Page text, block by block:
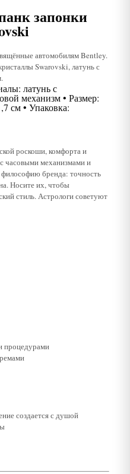
запонки
автомобилям Bentley.
Swarovski, латунь с
латунь с
механизм • Размер:
см • Упаковка:
роскоши, комфорта и
часовыми механизмами и
бренда: точность
Носите их, чтобы
стиль. Астрологи советуют
процедурами
создается с душой